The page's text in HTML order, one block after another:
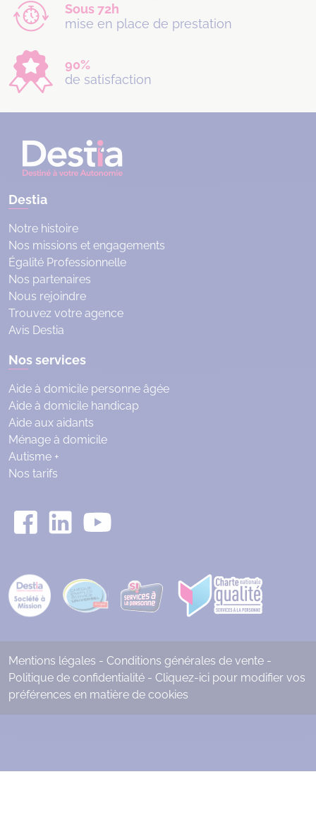
Sous 72h
mise en place de prestation
90%
de satisfaction
Destia
Notre histoire
Nos missions et engagements
Égalité Professionnelle
Nos partenaires
Nous rejoindre
Trouvez votre agence
Avis Destia
Nos services
Aide à domicile personne âgée
Aide à domicile handicap
Aide aux aidants
Ménage à domicile
Autisme +
Nos tarifs
Mentions légales - Conditions générales de vente -
Politique de confidentialité - Cliquez-ici pour modifier vos
préférences en matière de cookies